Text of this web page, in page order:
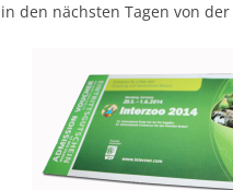
den nächsten Tagen von